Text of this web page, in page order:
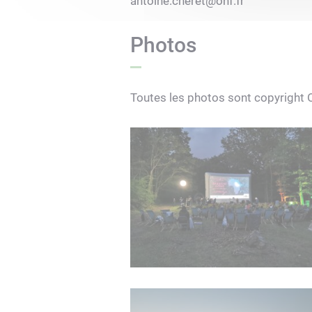
Photos
Toutes les photos sont copyright